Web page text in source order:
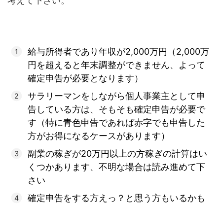
給与所得者であり年収が2,000万円（2,000万
円を超えると年末調整ができません、よって
確定申告が必要となります）
サラリーマンをしながら個人事業主として申
告している方は、そもそも確定申告が必要で
す（特に青色申告であれば赤字でも申告した
方がお得になるケースがあります）
副業の稼ぎが20万円以上の方稼ぎの計算はい
くつかあります、不明な場合は読み進めて下
さい
確定申告をする方えっ？と思う方もいるかも